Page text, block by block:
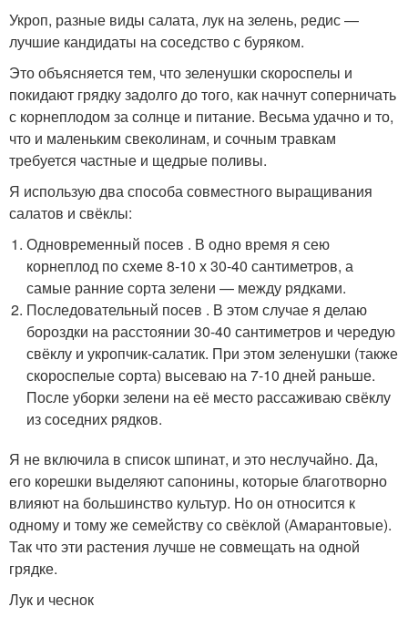
Укроп, разные виды салата, лук на зелень, редис —
лучшие кандидаты на соседство с буряком.
Это объясняется тем, что зеленушки скороспелы и
покидают грядку задолго до того, как начнут соперничать
с корнеплодом за солнце и питание. Весьма удачно и то,
что и маленьким свеколинам, и сочным травкам
требуется частные и щедрые поливы.
Я использую два способа совместного выращивания
салатов и свёклы:
Одновременный посев . В одно время я сею
корнеплод по схеме 8-10 х 30-40 сантиметров, а
самые ранние сорта зелени — между рядками.
Последовательный посев . В этом случае я делаю
бороздки на расстоянии 30-40 сантиметров и чередую
свёклу и укропчик-салатик. При этом зеленушки (также
скороспелые сорта) высеваю на 7-10 дней раньше.
После уборки зелени на её место рассаживаю свёклу
из соседних рядков.
Я не включила в список шпинат, и это неслучайно. Да,
его корешки выделяют сапонины, которые благотворно
влияют на большинство культур. Но он относится к
одному и тому же семейству со свёклой (Амарантовые).
Так что эти растения лучше не совмещать на одной
грядке.
Лук и чеснок